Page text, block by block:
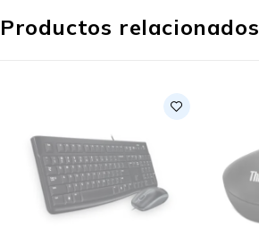
Productos relacionados